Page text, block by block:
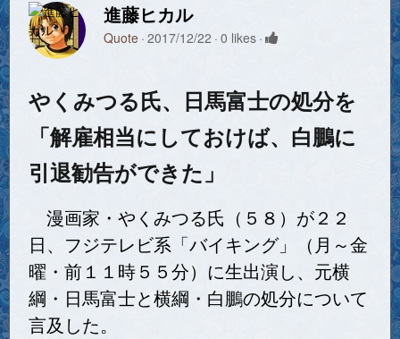
進藤ヒカル
Quote 2017/12/22 0 likes
やくみつる氏、日馬富士の処分を
「解雇相当にしておけば、白鵬に
引退勧告ができた」
漫画家・やくみつる氏（５８）が２２
日、フジテレビ系「バイキング」（月～金
曜・前１１時５５分）に生出演し、元横
綱・日馬富士と横綱・白鵬の処分について
言及した。